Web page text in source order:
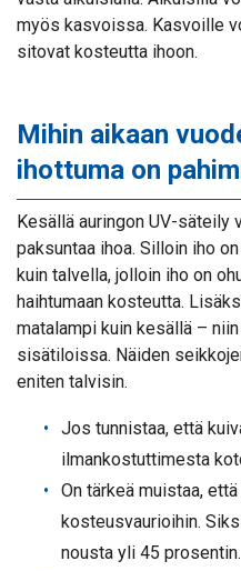
myös kasvoissa. Kasvoille
sitovat kosteutta ihoon.
Mihin aikaan
ihottuma on
Kesällä auringon UV-säteily
paksuntaa ihoa. Silloin iho
kuin talvella, jolloin iho on
haihtumaan kosteutta.
matalampi kuin kesällä –
sisätiloissa. Näiden
eniten talvisin.
Jos tunnistaa, että
ilmankostuttimesta
On tärkeä muistaa,
kosteusvaurioihin.
nousta yli 45 prosentin.